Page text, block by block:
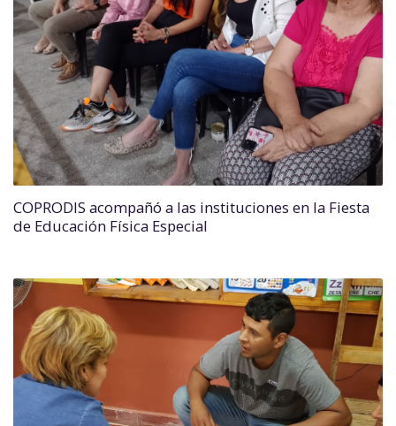
COPRODIS acompañó a las instituciones en la Fiesta
de Educación Física Especial